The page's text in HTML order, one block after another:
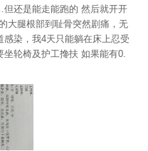
还是能走能跑的 然后就开开
大腿根部到耻骨突然剧痛，无
染，我4天只能躺在床上忍受
轮椅及护工搀扶 如果能有0.
删我评价喔，不然我会投诉